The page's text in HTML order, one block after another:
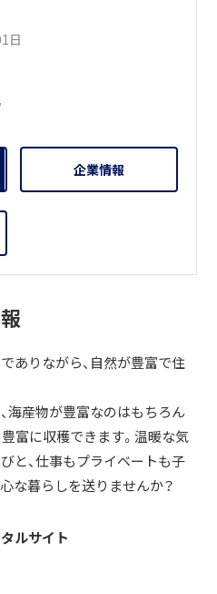
日
企業情報
ありながら、自然が豊富で住
海産物が豊富なのはもちろん
豊富に収穫できます。温暖な気
と、仕事もプライベートも子
な暮らしを送りませんか？
ルサイト